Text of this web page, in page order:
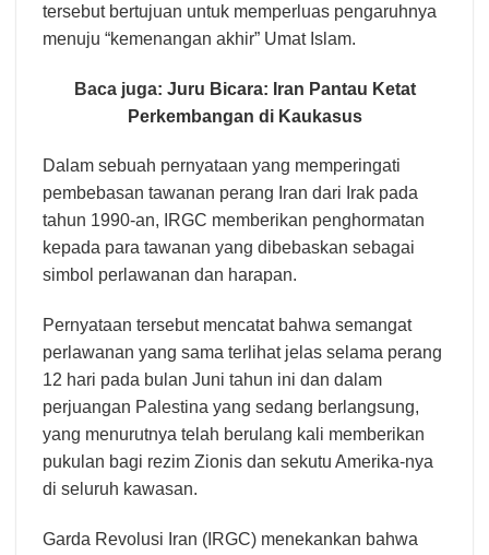
tersebut bertujuan untuk memperluas pengaruhnya
menuju “kemenangan akhir” Umat Islam.
Baca juga: Juru Bicara: Iran Pantau Ketat
Perkembangan di Kaukasus
Dalam sebuah pernyataan yang memperingati
pembebasan tawanan perang Iran dari Irak pada
tahun 1990-an, IRGC memberikan penghormatan
kepada para tawanan yang dibebaskan sebagai
simbol perlawanan dan harapan.
Pernyataan tersebut mencatat bahwa semangat
perlawanan yang sama terlihat jelas selama perang
12 hari pada bulan Juni tahun ini dan dalam
perjuangan Palestina yang sedang berlangsung,
yang menurutnya telah berulang kali memberikan
pukulan bagi rezim Zionis dan sekutu Amerika-nya
di seluruh kawasan.
Garda Revolusi Iran (IRGC) menekankan bahwa